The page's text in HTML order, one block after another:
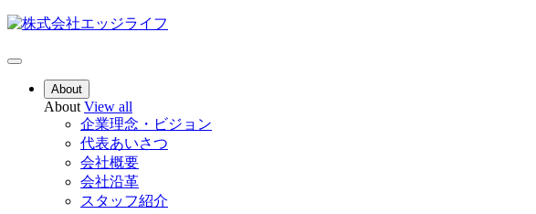
About
About View all
企業理念・ビジョン
代表あいさつ
会社概要
会社沿革
スタッフ紹介